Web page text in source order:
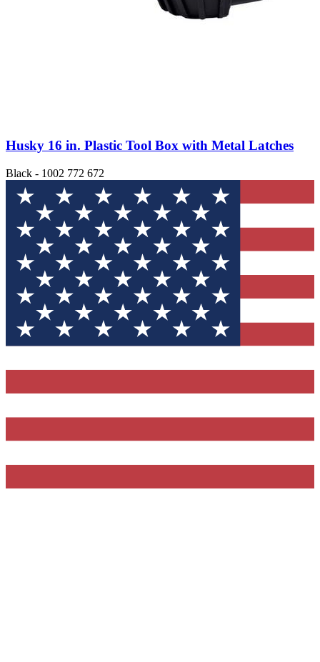
Husky 16 in. Plastic Tool Box with Metal Latches
Black - 1002 772 672